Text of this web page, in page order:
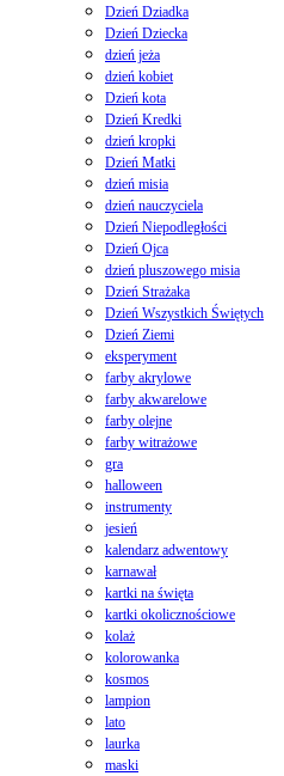
Dzień Dziadka
Dzień Dziecka
dzień jeża
dzień kobiet
Dzień kota
Dzień Kredki
dzień kropki
Dzień Matki
dzień misia
dzień nauczyciela
Dzień Niepodległości
Dzień Ojca
dzień pluszowego misia
Dzień Strażaka
Dzień Wszystkich Świętych
Dzień Ziemi
eksperyment
farby akrylowe
farby akwarelowe
farby olejne
farby witrażowe
gra
halloween
instrumenty
jesień
kalendarz adwentowy
karnawał
kartki na święta
kartki okolicznościowe
kolaż
kolorowanka
kosmos
lampion
lato
laurka
maski